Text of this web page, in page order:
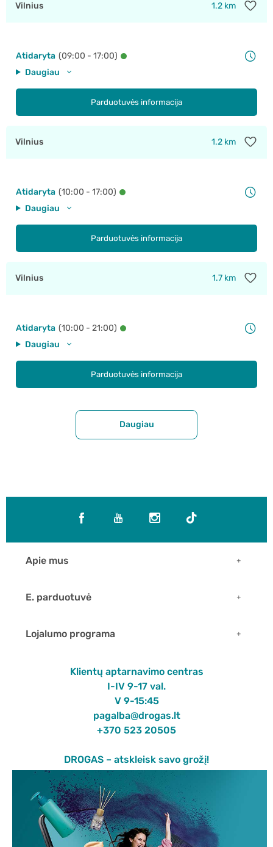
Vilnius 1.2 km
Atidaryta (09:00 - 17:00)
Daugiau
Parduotuvės informacija
Vilnius 1.2 km
Atidaryta (10:00 - 17:00)
Daugiau
Parduotuvės informacija
Vilnius 1.7 km
Atidaryta (10:00 - 21:00)
Daugiau
Parduotuvės informacija
Daugiau
Apie mus
E. parduotuvė
Lojalumo programa
Klientų aptarnavimo centras
I-IV 9-17 val.
V 9-15:45
pagalba@drogas.lt
+370 523 20505
DROGAS – atskleisk savo grožį!